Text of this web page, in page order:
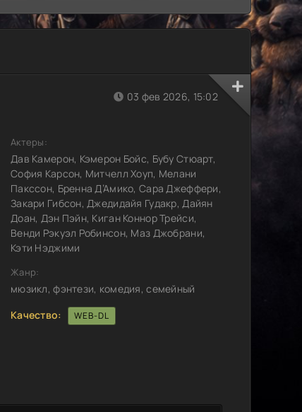
03 фев 2026, 15:02
Актеры:
Дав Камерон, Кэмерон Бойс, Бубу Стюарт,
София Карсон, Митчелл Хоуп, Мелани
Пакссон, Бренна Д’Амико, Сара Джеффери,
Закари Гибсон, Джедидайя Гудакр, Дайян
Доан, Дэн Пэйн, Киган Коннор Трейси,
Венди Рэкуэл Робинсон, Маз Джобрани,
Кэти Нэджими
Жанр:
мюзикл, фэнтези, комедия, семейный
Качество:
WEB-DL